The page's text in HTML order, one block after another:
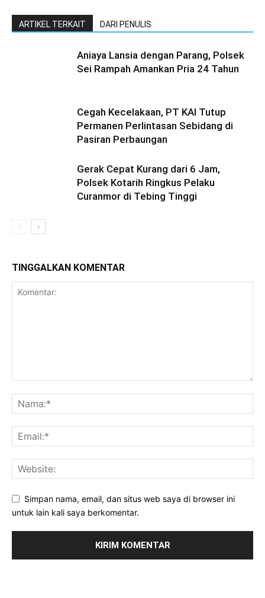
ARTIKEL TERKAIT DARI PENULIS
Aniaya Lansia dengan Parang, Polsek
Sei Rampah Amankan Pria 24 Tahun
Cegah Kecelakaan, PT KAI Tutup
Permanen Perlintasan Sebidang di
Pasiran Perbaungan
Gerak Cepat Kurang dari 6 Jam,
Polsek Kotarih Ringkus Pelaku
Curanmor di Tebing Tinggi
TINGGALKAN KOMENTAR
Simpan nama, email, dan situs web saya di browser ini
untuk lain kali saya berkomentar.